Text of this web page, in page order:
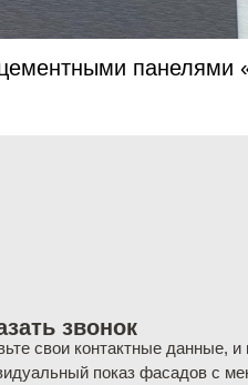
панелями
звонок
свои контактные данные,
показ фасадов с